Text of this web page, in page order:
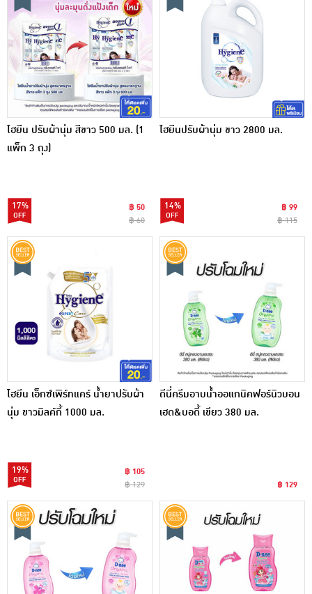
ไฮยีน ปรับผ้านุ่ม สีขาว 500 มล. (1
แพ็ก 3 ถุง)
17%
฿ 50
฿ 60
ไฮยีนปรับผ้านุ่ม ขาว 2800 มล.
14%
฿ 99
฿ 115
ไฮยีน เอ็กซ์เพิร์ทแคร์ น้ำยาปรับผ้า
นุ่ม ขาวมิลค์กี้ 1000 มล.
19%
฿ 105
฿ 129
ดีนี่ครีมอาบน้ำออแกนิคฟอร์นิวบอน
เฮด&บอดี้ เขียว 380 มล.
฿ 129